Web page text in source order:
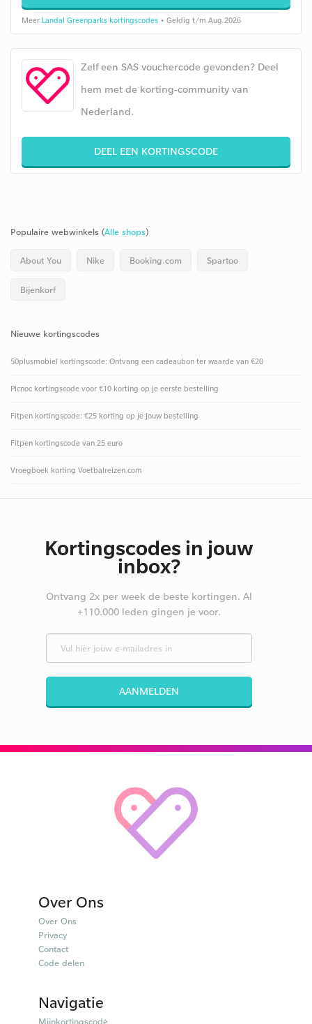
Meer Landal Greenparks kortingscodes • Geldig t/m Aug 2026
Zelf een SAS vouchercode gevonden? Deel
hem met de korting-community van
Nederland.
DEEL EEN KORTINGSCODE
Populaire webwinkels (Alle shops)
About You Nike Booking.com Spartoo
Bijenkorf
Nieuwe kortingscodes
50plusmobiel kortingscode: Ontvang een cadeaubon ter waarde van €20
Picnoc kortingscode voor €10 korting op je eerste bestelling
Fitpen kortingscode: €25 korting op je jouw bestelling
Fitpen kortingscode van 25 euro
Vroegboek korting Voetbalreizen.com
Kortingscodes in jouw
inbox?
Ontvang 2x per week de beste kortingen. Al
+110.000 leden gingen je voor.
AANMELDEN
Over Ons
Over Ons
Privacy
Contact
Code delen
Navigatie
Mijnkortingscode